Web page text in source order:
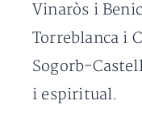
Vinaròs i
Torreblanca i
Sogorb-
i espiritual.